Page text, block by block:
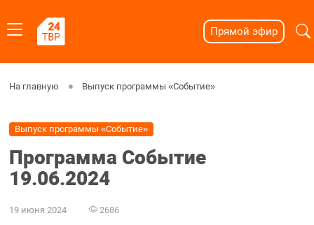
Прямой эфир
На главную Выпуск программы «Событие»
Выпуск программы «Событие»
Программа Событие
19.06.2024
19 июня 2024 2686